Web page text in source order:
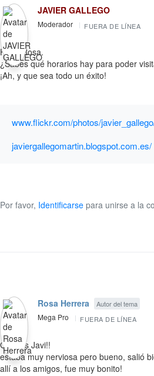
JAVIER GALLEGO
Moderador FUERA DE LÍNEA
Hola, Rosa.
¿Sabes qué horarios hay para poder
¡Ah, y que sea todo un éxito!
www.flickr.com/photos/
javiergallegomartin.blogspot.com.es/
Por favor, Identificarse para unirse a la
Rosa Herrera Autor del tema
Mega Pro FUERA DE LÍNEA
Gracias Javi!!
estaba muy nerviosa pero bueno, salió
allí a los amigos, fue muy bonito!